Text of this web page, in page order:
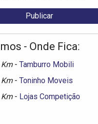
- Onde Fica:
- Tamburro Mobili
- Toninho Moveis
- Lojas Competição